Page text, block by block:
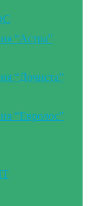
“Астра”
“Дочиста”
“Евролос”